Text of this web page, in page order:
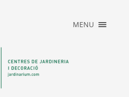
MENU ×